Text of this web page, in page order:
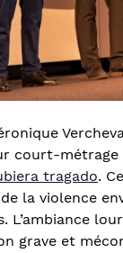
court-métrage
tragado.
la violence
L’ambiance
grave et